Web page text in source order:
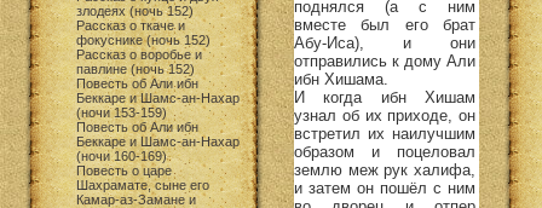
злодеях (ночь 152)
Рассказ о ткаче и
фокуснике (ночь 152)
Рассказ о воробье и
павлине (ночь 152)
Повесть об Али ибн
Беккаре и Шамс-ан-Нахар
(ночи 153-159)
Повесть об Али ибн
Беккаре и Шамс-ан-Нахар
(ночи 160-169)
Повесть о царе
Шахрамате, сыне его
Камар-аз-Замане и
поднялся (а с ним
вместе был его брат
Абу-Иса), и они
отправились к дому Али
ибн Хишама.
И когда ибн Хишам
узнал об их приходе, он
встретил их наилучшим
образом и поцеловал
землю меж рук халифа,
и затем он пошёл с ним